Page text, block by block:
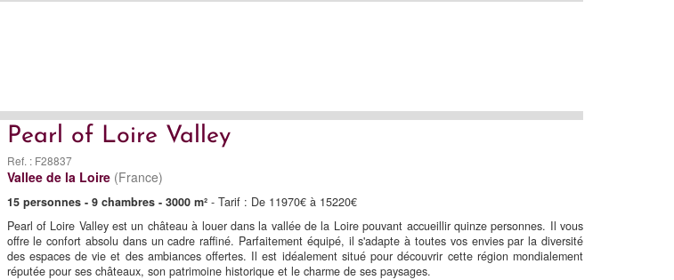
Pearl of Loire Valley
Ref. : F28837
Vallee de la Loire (France)
15 personnes - 9 chambres - 3000 m²- Tarif : De 11970€ à 15220€
Pearl of Loire Valley est un château à louer dans la vallée de la Loire pouvant accueillir quinze personnes. Il vous
offre le confort absolu dans un cadre raffiné. Parfaitement équipé, il s'adapte à toutes vos envies par la diversité
des espaces de vie et des ambiances offertes. Il est idéalement situé pour découvrir cette région mondialement
réputée pour ses châteaux, son patrimoine historique et le charme de ses paysages.